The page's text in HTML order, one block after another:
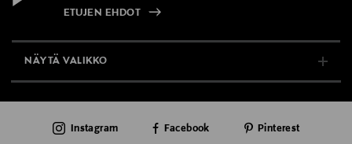
ETUJEN EHDOT
NÄYTÄ VALIKKO
AJANKOHTAISTA
Instagram Facebook Pinterest